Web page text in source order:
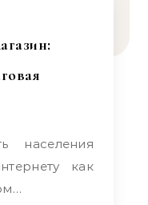
как